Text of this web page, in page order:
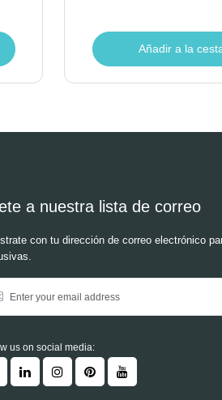
Añadir a la
a nuestra lista de correo
con tu dirección de correo electrónico
us on social media: